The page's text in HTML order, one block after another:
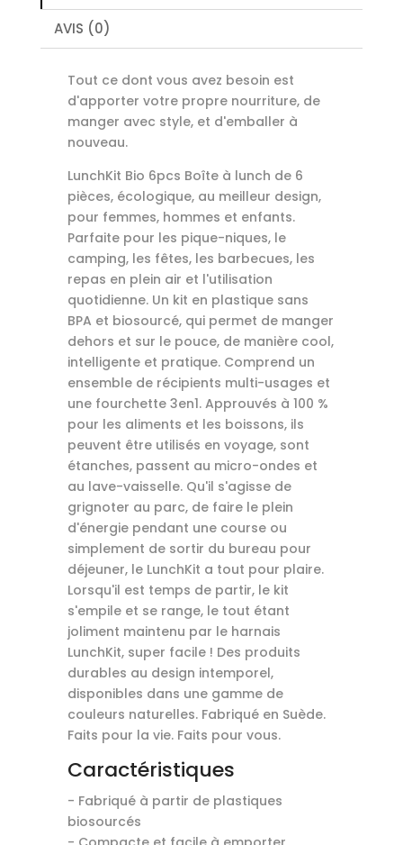
AVIS (0)
Tout ce dont vous avez besoin est
d'apporter votre propre nourriture, de
manger avec style, et d'emballer à
nouveau.
LunchKit Bio 6pcs Boîte à lunch de 6
pièces, écologique, au meilleur design,
pour femmes, hommes et enfants.
Parfaite pour les pique-niques, le
camping, les fêtes, les barbecues, les
repas en plein air et l'utilisation
quotidienne. Un kit en plastique sans
BPA et biosourcé, qui permet de manger
dehors et sur le pouce, de manière cool,
intelligente et pratique. Comprend un
ensemble de récipients multi-usages et
une fourchette 3en1. Approuvés à 100 %
pour les aliments et les boissons, ils
peuvent être utilisés en voyage, sont
étanches, passent au micro-ondes et
au lave-vaisselle. Qu'il s'agisse de
grignoter au parc, de faire le plein
d'énergie pendant une course ou
simplement de sortir du bureau pour
déjeuner, le LunchKit a tout pour plaire.
Lorsqu'il est temps de partir, le kit
s'empile et se range, le tout étant
joliment maintenu par le harnais
LunchKit, super facile ! Des produits
durables au design intemporel,
disponibles dans une gamme de
couleurs naturelles. Fabriqué en Suède.
Faits pour la vie. Faits pour vous.
Caractéristiques
- Fabriqué à partir de plastiques
biosourcés